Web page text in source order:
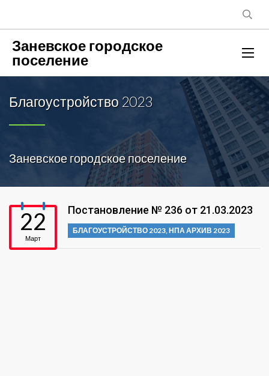
Заневское городское
поселение
Благоустройство 2023
Заневское городское поселение
22
Март
Постановление № 236 от 21.03.2023
БЛАГОУСТРОЙСТВО 2023,НПА АРХИВ 2023